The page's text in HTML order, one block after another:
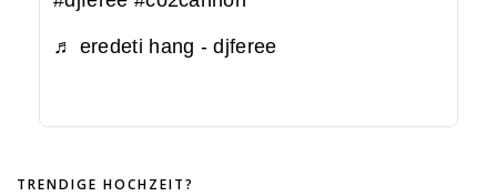
♬ eredeti hang - djferee
TRENDIGE HOCHZEIT?